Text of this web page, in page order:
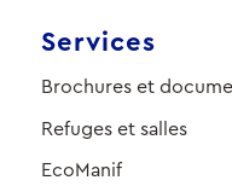
Services
Brochures et
Refuges et salles
EcoManif